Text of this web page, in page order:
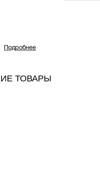
Подробнее
ТОВАРЫ